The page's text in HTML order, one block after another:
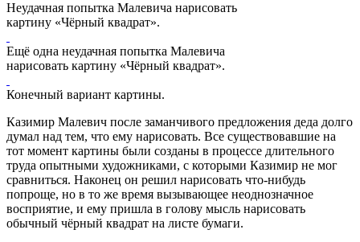
Неудачная попытка Малевича нарисовать
картину «Чёрный квадрат».
Ещё одна неудачная попытка Малевича
нарисовать картину «Чёрный квадрат».
Конечный вариант картины.
Казимир Малевич после заманчивого предложения деда долго
думал над тем, что ему нарисовать. Все существовавшие на
тот момент картины были созданы в процессе длительного
труда опытными художниками, с которыми Казимир не мог
сравниться. Наконец он решил нарисовать что-нибудь
попроще, но в то же время вызывающее неоднозначное
восприятие, и ему пришла в голову мысль нарисовать
обычный чёрный квадрат на листе бумаги.